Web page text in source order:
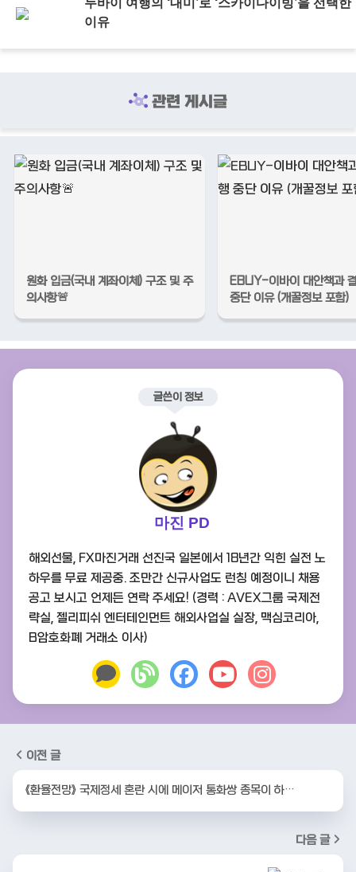
두바이 여행의 ‘대미’로 ‘스카이다이빙’을 선택한
이유
관련 게시글
원화 입금(국내 계좌이체) 구조 및 주
의사항🚨
EBUY-이바이 대안책과
중단 이유 (개꿀정보 포함)
글쓴이 정보
마진 PD
해외선물, FX마진거래 선진국 일본에서 18년간 익힌 실전 노
하우를 무료 제공중. 조만간 신규사업도 런칭 예정이니 채용
공고 보시고 언제든 연락 주세요! (경력 : AVEX그룹 국제전
략실, 젤리피쉬 엔터테인먼트 해외사업실 실장, 맥심코리아,
B암호화폐 거래소 이사)
이전 글
《환율전망》 국제정세 혼란 시에 메이저 통화쌍 종목이 하…
다음 글